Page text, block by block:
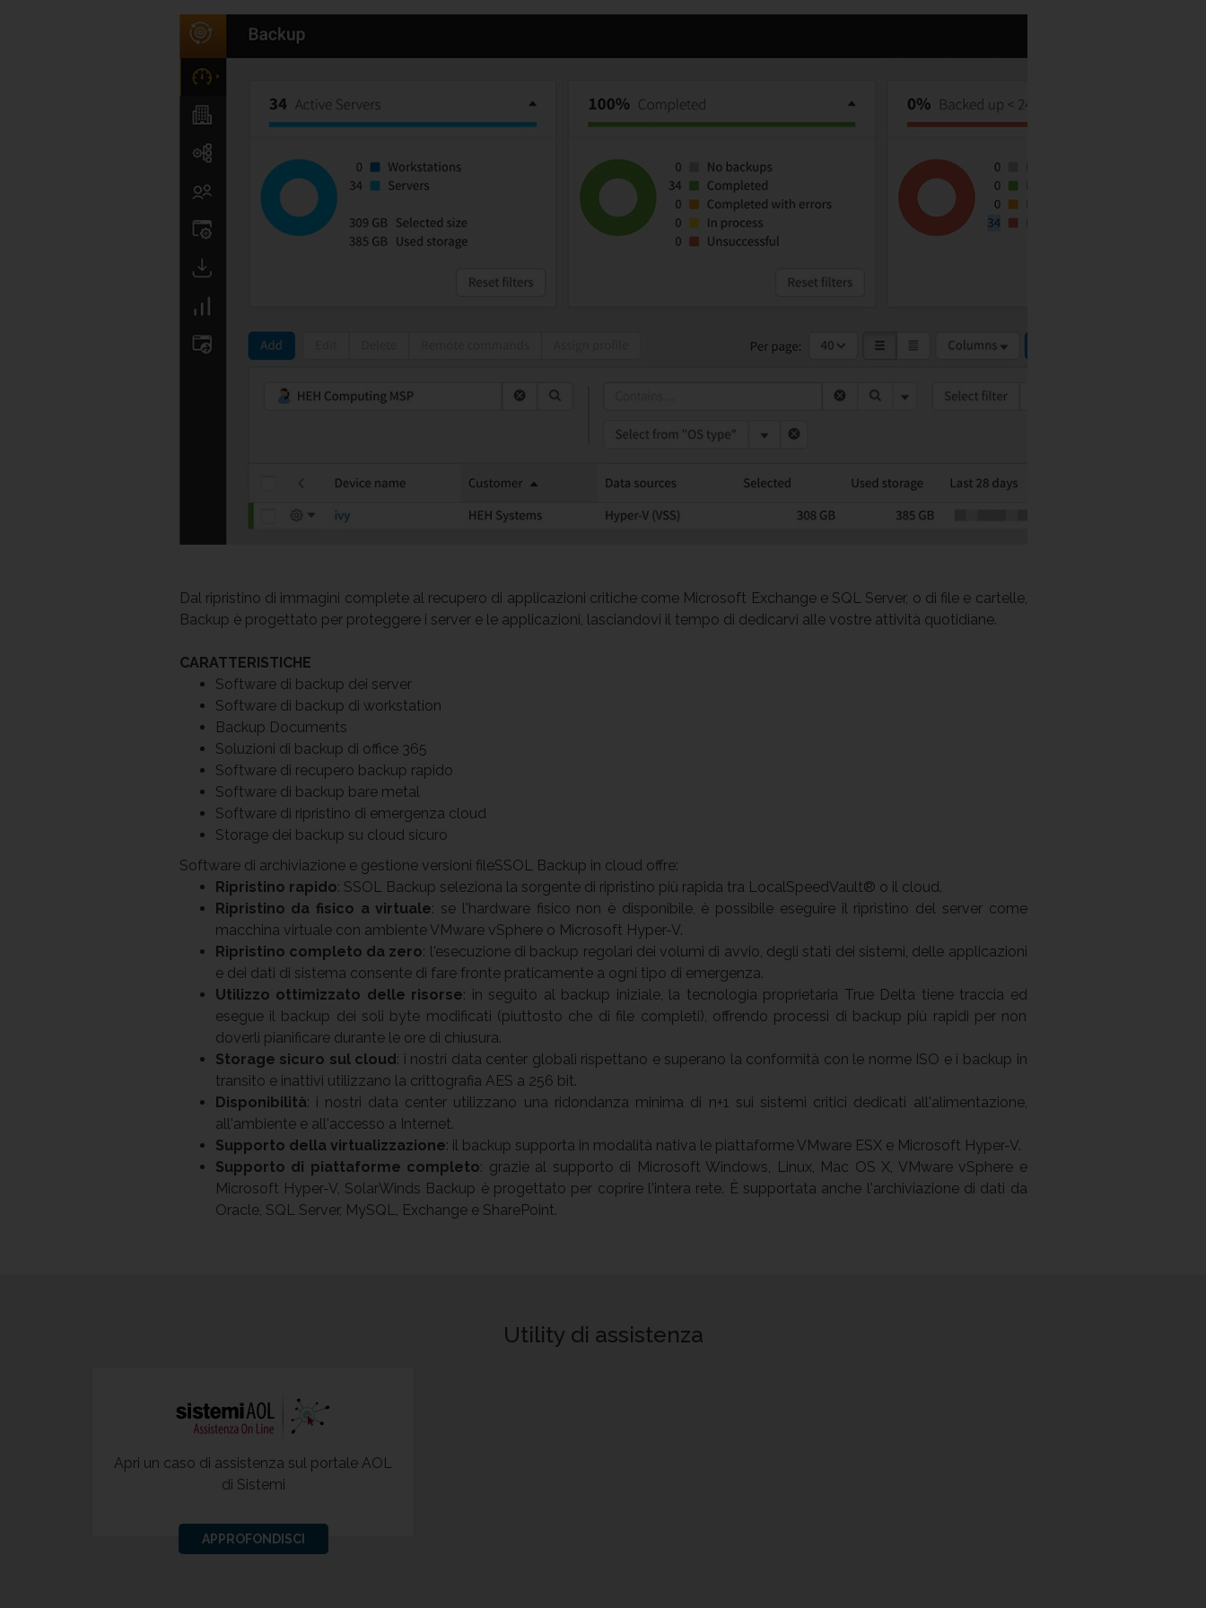
Dal ripristino di immagini complete al recupero di applicazioni critiche come Microsoft Exchange e SQL Server, o di file e cartelle,
Backup è progettato per proteggere i server e le applicazioni, lasciandovi il tempo di dedicarvi alle vostre attività quotidiane.
CARATTERISTICHE
Software di backup dei server
Software di backup di workstation
Backup Documents
Soluzioni di backup di office 365
Software di recupero backup rapido
Software di backup bare metal
Software di ripristino di emergenza cloud
Storage dei backup su cloud sicuro
Software di archiviazione e gestione versioni fileSSOL Backup in cloud offre:
Ripristino rapido: SSOL Backup seleziona la sorgente di ripristino più rapida tra LocalSpeedVault® o il cloud.
Ripristino da fisico a virtuale: se l'hardware fisico non è disponibile, è possibile eseguire il ripristino del server come
macchina virtuale con ambiente VMware vSphere o Microsoft Hyper-V.
Ripristino completo da zero: l'esecuzione di backup regolari dei volumi di avvio, degli stati dei sistemi, delle applicazioni
e dei dati di sistema consente di fare fronte praticamente a ogni tipo di emergenza.
Utilizzo ottimizzato delle risorse: in seguito al backup iniziale, la tecnologia proprietaria True Delta tiene traccia ed
esegue il backup dei soli byte modificati (piuttosto che di file completi), offrendo processi di backup più rapidi per non
doverli pianificare durante le ore di chiusura.
Storage sicuro sul cloud: i nostri data center globali rispettano e superano la conformità con le norme ISO e i backup in
transito e inattivi utilizzano la crittografia AES a 256 bit.
Disponibilità: i nostri data center utilizzano una ridondanza minima di n+1 sui sistemi critici dedicati all'alimentazione,
all'ambiente e all'accesso a Internet.
Supporto della virtualizzazione: il backup supporta in modalità nativa le piattaforme VMware ESX e Microsoft Hyper-V.
Supporto di piattaforme completo: grazie al supporto di Microsoft Windows, Linux, Mac OS X, VMware vSphere e
Microsoft Hyper-V, SolarWinds Backup è progettato per coprire l'intera rete. È supportata anche l'archiviazione di dati da
Oracle, SQL Server, MySQL, Exchange e SharePoint.
Utility di assistenza
Apri un caso di assistenza sul portale AOL
di Sistemi
APPROFONDISCI